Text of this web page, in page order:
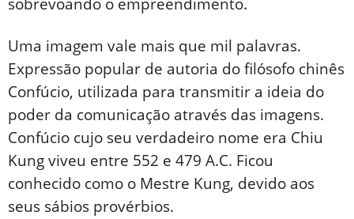
sobrevoando o empreendimento.
Uma imagem vale mais que mil palavras.
Expressão popular de autoria do filósofo chinês
Confúcio, utilizada para transmitir a ideia do
poder da comunicação através das imagens.
Confúcio cujo seu verdadeiro nome era Chiu
Kung viveu entre 552 e 479 A.C. Ficou
conhecido como o Mestre Kung, devido aos
seus sábios provérbios.